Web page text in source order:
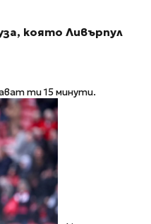
която Ливърпул
ти 15 минути.